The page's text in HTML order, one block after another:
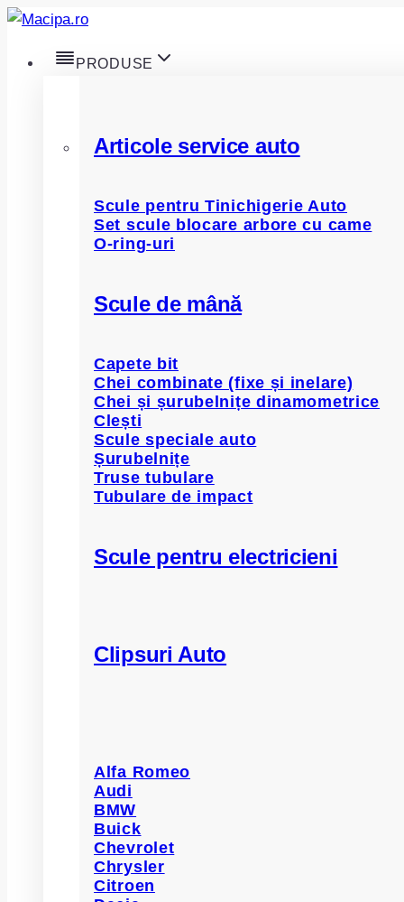
Skip
content
PRODUSE
Articole service auto
Scule pentru Tinichigerie Auto
Set scule blocare arbore cu came
O-ring-uri
Scule de mână
Capete bit
Chei combinate (fixe și inelare)
Chei și șurubelnițe dinamometrice
Clești
Scule speciale auto
Șurubelnițe
Truse tubulare
Tubulare de impact
Scule pentru electricieni
Clipsuri Auto
Alfa Romeo
Audi
BMW
Buick
Chevrolet
Chrysler
Citroen